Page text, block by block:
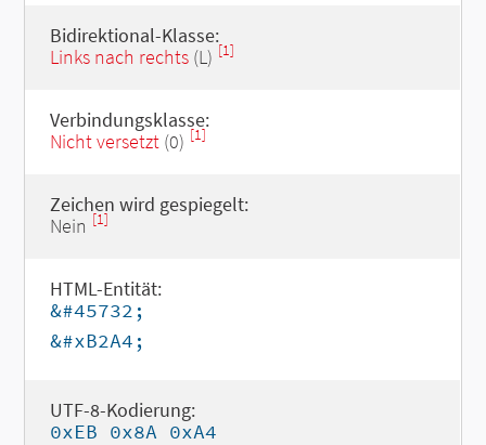
Bidirektional-Klasse:
Links nach rechts(L) [1]
Verbindungsklasse:
Nicht versetzt(0) [1]
Zeichen wird gespiegelt:
Nein [1]
HTML-Entität:
&#45732;
&#xB2A4;
UTF-8-Kodierung:
0xEB 0x8A 0xA4